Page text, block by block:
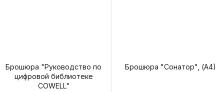
Брошюра "Руководство по
цифровой библиотеке
COWELL"
Брошюра "Сонатор", (А4)